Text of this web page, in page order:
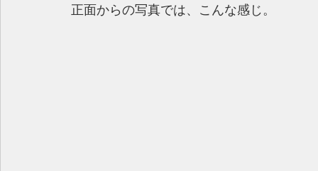
正面からの写真では、こんな感じ。